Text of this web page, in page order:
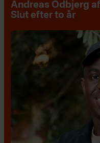
Andreas Odbjerg
Slut efter to år